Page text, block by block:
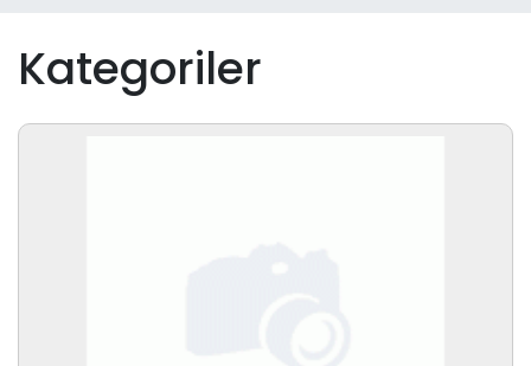
Kategoriler